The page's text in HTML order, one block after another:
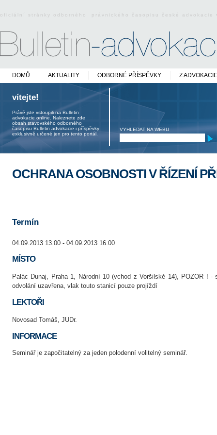
oficiální stránky odborného právnického časopisu české
DOMŮ AKTUALITY ODBORNÉ PŘÍSPĚVKY Z ADVOKACIE
vítejte!
Právě jste vstoupili na Bulletin
advokacie online. Naleznete zde
obsah stavovského odborného
časopisu Bulletin advokacie i příspěvky
exklusivně určené jen pro tento portál.
VYHLEDAT NA WEBU
OCHRANA OSOBNOSTI V ŘÍZENÍ
Termín
04.09.2013 13:00 - 04.09.2013 16:00
MÍSTO
Palác Dunaj, Praha 1, Národní 10 (vchod z Voršilské 14), POZOR ! -
odvolání uzavřena, vlak touto stanicí pouze projíždí
LEKTOŘI
Novosad Tomáš, JUDr.
INFORMACE
Seminář je započitatelný za jeden polodenní volitelný seminář.